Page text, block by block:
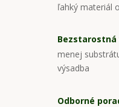
ľahký materiál
Bezstarostná
menej
výsadba
Odborné